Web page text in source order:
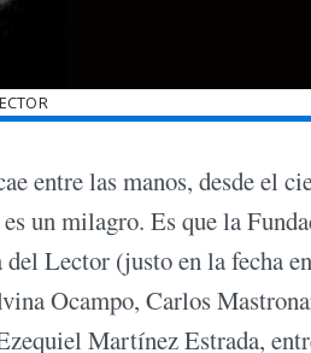
entre las manos, desde el
un milagro. Es que la
Lector (justo en la fecha
Ocampo, Carlos
Martínez Estrada,